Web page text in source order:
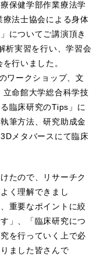
保健学部作業療法学
法士協会による身体
についてご講演頂き
析実習を行い、学習会
行いました。
ワークショップ、文
命館大学総合科学技
臨床研究のTips」に
筆方法、研究助成金
メタバースにて臨床
たので、リサーチク
く理解できまし
重要なポイントに絞
」、「臨床研究につ
を行っていく上で必
ました皆さんで